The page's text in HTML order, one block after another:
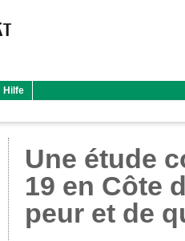
Hilfe
Une étude
19 en Côte
peur et de